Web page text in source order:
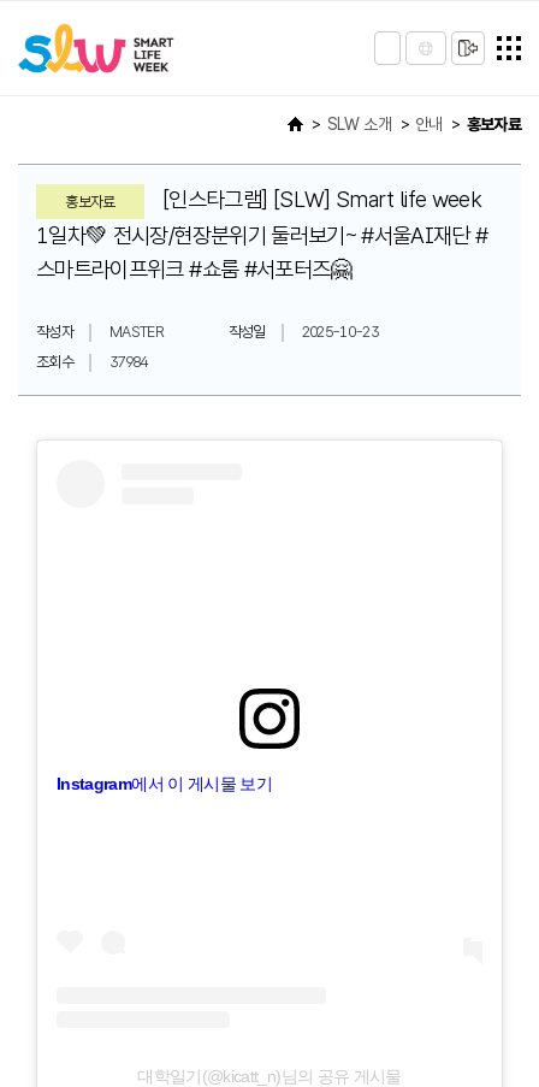
SLW 소개 안내 홍보자료
홍보자료
[인스타그램] [SLW] Smart life week
1일차💚 전시장/현장분위기 둘러보기~ #서울AI재단 #
스마트라이프위크 #쇼룸 #서포터즈🤗
작성자 MASTER 작성일
2025-10-23
조회수
37984
Instagram에서 이 게시물 보기
대학일기(@kicatt_n)님의 공유 게시물